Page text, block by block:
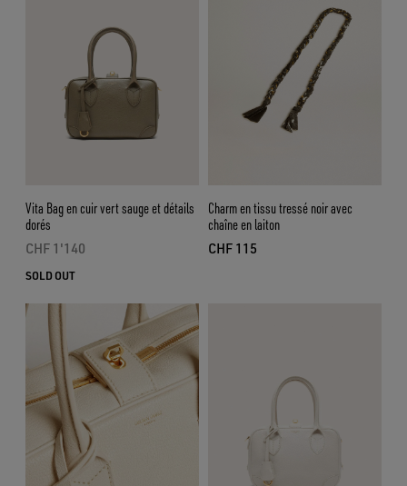
Vita Bag en cuir vert sauge et détails
dorés
CHF 1'140
prix actuel CHF 1'140
SOLD OUT
Charm en tissu tressé noir avec
chaîne en laiton
CHF 115
prix actuel CHF 115